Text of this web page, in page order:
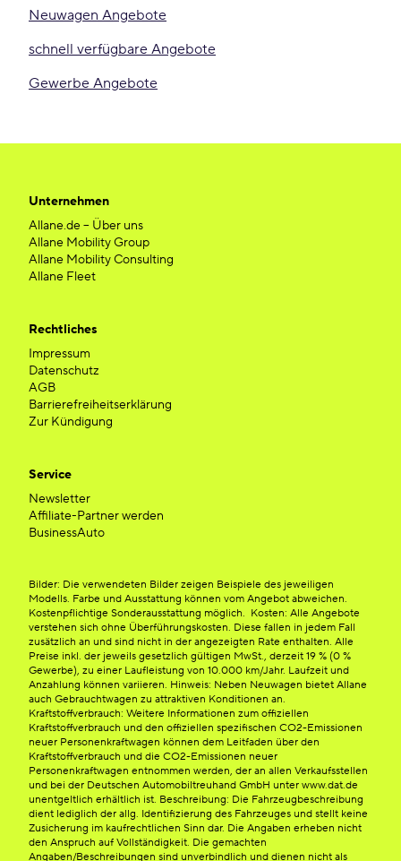
Neuwagen Angebote
schnell verfügbare Angebote
Gewerbe Angebote
Unternehmen
Allane.de – Über uns
Allane Mobility Group
Allane Mobility Consulting
Allane Fleet
Rechtliches
Impressum
Datenschutz
AGB
Barrierefreiheitserklärung
Zur Kündigung
Service
Newsletter
Affiliate-Partner werden
BusinessAuto
Bilder: Die verwendeten Bilder zeigen Beispiele des jeweiligen
Modells. Farbe und Ausstattung können vom Angebot abweichen.
Kostenpflichtige Sonderausstattung möglich. Kosten: Alle Angebote
verstehen sich ohne Überführungskosten. Diese fallen in jedem Fall
zusätzlich an und sind nicht in der angezeigten Rate enthalten. Alle
Preise inkl. der jeweils gesetzlich gültigen MwSt., derzeit 19 % (0 %
Gewerbe), zu einer Laufleistung von 10.000 km/Jahr. Laufzeit und
Anzahlung können variieren. Hinweis: Neben Neuwagen bietet Allane
auch Gebrauchtwagen zu attraktiven Konditionen an.
Kraftstoffverbrauch: Weitere Informationen zum offiziellen
Kraftstoffverbrauch und den offiziellen spezifischen CO2-Emissionen
neuer Personenkraftwagen können dem Leitfaden über den
Kraftstoffverbrauch und die CO2-Emissionen neuer
Personenkraftwagen entnommen werden, der an allen Verkaufsstellen
und bei der Deutschen Automobiltreuhand GmbH unter www.dat.de
unentgeltlich erhältlich ist. Beschreibung: Die Fahrzeugbeschreibung
dient lediglich der allg. Identifizierung des Fahrzeuges und stellt keine
Zusicherung im kaufrechtlichen Sinn dar. Die Angaben erheben nicht
den Anspruch auf Vollständigkeit. Die gemachten
Angaben/Beschreibungen sind unverbindlich und dienen nicht als